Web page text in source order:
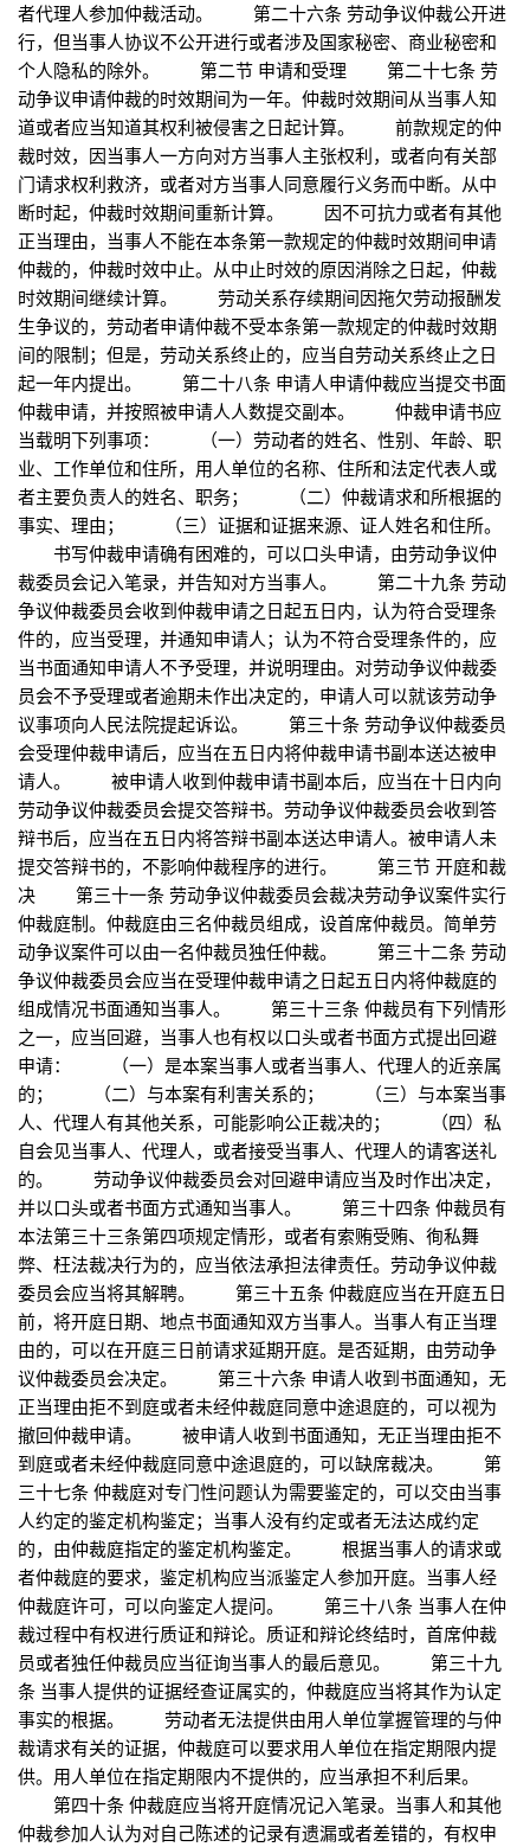
者代理人参加仲裁活动。 第二十六条 劳动争议仲裁公开进
行，但当事人协议不公开进行或者涉及国家秘密、商业秘密和
个人隐私的除外。 第二节 申请和受理 第二十七条 劳
动争议申请仲裁的时效期间为一年。仲裁时效期间从当事人知
道或者应当知道其权利被侵害之日起计算。 前款规定的仲
裁时效，因当事人一方向对方当事人主张权利，或者向有关部
门请求权利救济，或者对方当事人同意履行义务而中断。从中
断时起，仲裁时效期间重新计算。 因不可抗力或者有其他
正当理由，当事人不能在本条第一款规定的仲裁时效期间申请
仲裁的，仲裁时效中止。从中止时效的原因消除之日起，仲裁
时效期间继续计算。 劳动关系存续期间因拖欠劳动报酬发
生争议的，劳动者申请仲裁不受本条第一款规定的仲裁时效期
间的限制；但是，劳动关系终止的，应当自劳动关系终止之日
起一年内提出。 第二十八条 申请人申请仲裁应当提交书面
仲裁申请，并按照被申请人人数提交副本。 仲裁申请书应
当载明下列事项： （一）劳动者的姓名、性别、年龄、职
业、工作单位和住所，用人单位的名称、住所和法定代表人或
者主要负责人的姓名、职务； （二）仲裁请求和所根据的
事实、理由； （三）证据和证据来源、证人姓名和住所。
书写仲裁申请确有困难的，可以口头申请，由劳动争议仲
裁委员会记入笔录，并告知对方当事人。 第二十九条 劳动
争议仲裁委员会收到仲裁申请之日起五日内，认为符合受理条
件的，应当受理，并通知申请人；认为不符合受理条件的，应
当书面通知申请人不予受理，并说明理由。对劳动争议仲裁委
员会不予受理或者逾期未作出决定的，申请人可以就该劳动争
议事项向人民法院提起诉讼。 第三十条 劳动争议仲裁委员
会受理仲裁申请后，应当在五日内将仲裁申请书副本送达被申
请人。 被申请人收到仲裁申请书副本后，应当在十日内向
劳动争议仲裁委员会提交答辩书。劳动争议仲裁委员会收到答
辩书后，应当在五日内将答辩书副本送达申请人。被申请人未
提交答辩书的，不影响仲裁程序的进行。 第三节 开庭和裁
决 第三十一条 劳动争议仲裁委员会裁决劳动争议案件实行
仲裁庭制。仲裁庭由三名仲裁员组成，设首席仲裁员。简单劳
动争议案件可以由一名仲裁员独任仲裁。 第三十二条 劳动
争议仲裁委员会应当在受理仲裁申请之日起五日内将仲裁庭的
组成情况书面通知当事人。 第三十三条 仲裁员有下列情形
之一，应当回避，当事人也有权以口头或者书面方式提出回避
申请： （一）是本案当事人或者当事人、代理人的近亲属
的； （二）与本案有利害关系的； （三）与本案当事
人、代理人有其他关系，可能影响公正裁决的； （四）私
自会见当事人、代理人，或者接受当事人、代理人的请客送礼
的。 劳动争议仲裁委员会对回避申请应当及时作出决定，
并以口头或者书面方式通知当事人。 第三十四条 仲裁员有
本法第三十三条第四项规定情形，或者有索贿受贿、徇私舞
弊、枉法裁决行为的，应当依法承担法律责任。劳动争议仲裁
委员会应当将其解聘。 第三十五条 仲裁庭应当在开庭五日
前，将开庭日期、地点书面通知双方当事人。当事人有正当理
由的，可以在开庭三日前请求延期开庭。是否延期，由劳动争
议仲裁委员会决定。 第三十六条 申请人收到书面通知，无
正当理由拒不到庭或者未经仲裁庭同意中途退庭的，可以视为
撤回仲裁申请。 被申请人收到书面通知，无正当理由拒不
到庭或者未经仲裁庭同意中途退庭的，可以缺席裁决。 第
三十七条 仲裁庭对专门性问题认为需要鉴定的，可以交由当事
人约定的鉴定机构鉴定；当事人没有约定或者无法达成约定
的，由仲裁庭指定的鉴定机构鉴定。 根据当事人的请求或
者仲裁庭的要求，鉴定机构应当派鉴定人参加开庭。当事人经
仲裁庭许可，可以向鉴定人提问。 第三十八条 当事人在仲
裁过程中有权进行质证和辩论。质证和辩论终结时，首席仲裁
员或者独任仲裁员应当征询当事人的最后意见。 第三十九
条 当事人提供的证据经查证属实的，仲裁庭应当将其作为认定
事实的根据。 劳动者无法提供由用人单位掌握管理的与仲
裁请求有关的证据，仲裁庭可以要求用人单位在指定期限内提
供。用人单位在指定期限内不提供的，应当承担不利后果。
第四十条 仲裁庭应当将开庭情况记入笔录。当事人和其他
仲裁参加人认为对自己陈述的记录有遗漏或者差错的，有权申